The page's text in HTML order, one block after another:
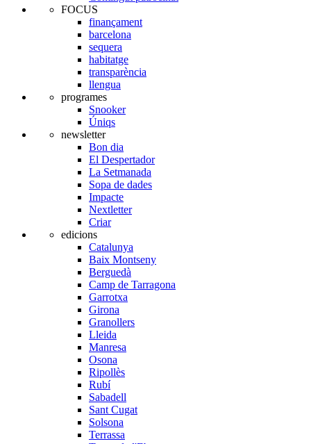
FOCUS
finançament
barcelona
sequera
habitatge
transparència
llengua
programes
Snooker
Úniqs
newsletter
Bon dia
El Despertador
La Setmanada
Sopa de dades
Impacte
Nextletter
Criar
edicions
Catalunya
Baix Montseny
Berguedà
Camp de Tarragona
Garrotxa
Girona
Granollers
Lleida
Manresa
Osona
Ripollès
Rubí
Sabadell
Sant Cugat
Solsona
Terrassa